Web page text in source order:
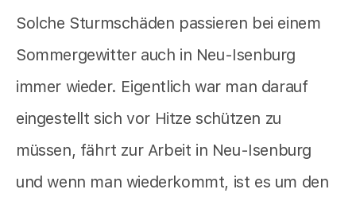
Solche Sturmschäden passieren bei einem
Sommergewitter auch in Neu-Isenburg
immer wieder. Eigentlich war man darauf
eingestellt sich vor Hitze schützen zu
müssen, fährt zur Arbeit in Neu-Isenburg
und wenn man wiederkommt, ist es um den